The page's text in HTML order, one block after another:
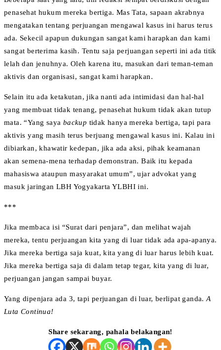
penasehat hukum mereka bertiga. Mas Tata, sapaan akrabnya
mengatakan tentang perjuangan mengawal kasus ini harus terus
ada. Sekecil apapun dukungan sangat kami harapkan dan kami
sangat berterima kasih. Tentu saja perjuangan seperti ini ada titik
lelah dan jenuhnya. Oleh karena itu, masukan dari teman-teman
aktivis dan organisasi, sangat kami harapkan.
Selain itu ada ketakutan, jika nanti ada intimidasi dan hal-hal
yang membuat tidak tenang, penasehat hukum tidak akan tutup
mata. “Yang saya backup tidak hanya mereka bertiga, tapi para
aktivis yang masih terus berjuang mengawal kasus ini. Kalau ini
dibiarkan, khawatir kedepan, jika ada aksi, pihak keamanan
akan semena-mena terhadap demonstran. Baik itu kepada
mahasiswa ataupun masyarakat umum”, ujar advokat yang
masuk jaringan LBH Yogyakarta YLBHI ini.
***
Jika membaca isi “Surat dari penjara”, dan melihat wajah
mereka, tentu perjuangan kita yang di luar tidak ada apa-apanya.
Jika mereka bertiga saja kuat, kita yang di luar harus lebih kuat.
Jika mereka bertiga saja di dalam tetap tegar, kita yang di luar,
perjuangan jangan sampai buyar.
Yang dipenjara ada 3, tapi perjuangan di luar, berlipat ganda.A
Luta Continua!
Share sekarang, pahala belakangan!